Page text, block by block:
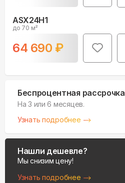
ASX24H1
до 70 м²
64 690 ₽
Беспроцентная рассрочка
На 3 или 6 месяцев.
Узнать подробнее
Нашли дешевле?
Мы снизим цену!
Узнать подробнее